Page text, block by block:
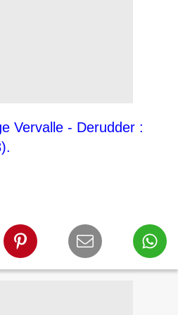
Vervalle - Derudder :